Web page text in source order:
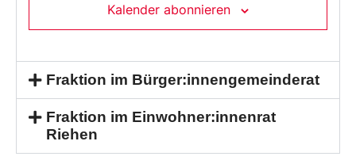
Kalender abonnieren
Fraktion im Bürger:innengemeinderat
Fraktion im Einwohner:innenrat
Riehen